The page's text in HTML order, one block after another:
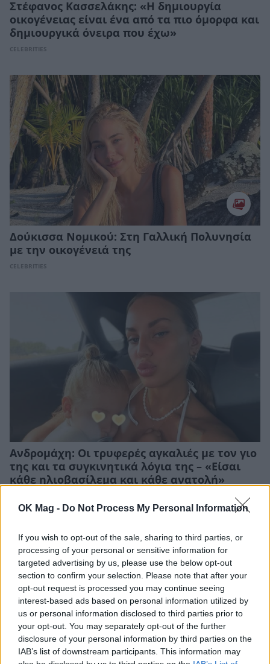
OK Mag - Do Not Process My Personal Information
If you wish to opt-out of the sale, sharing to third parties, or
processing of your personal or sensitive information for
targeted advertising by us, please use the below opt-out
section to confirm your selection. Please note that after your
opt-out request is processed you may continue seeing
interest-based ads based on personal information utilized by
us or personal information disclosed to third parties prior to
your opt-out. You may separately opt-out of the further
disclosure of your personal information by third parties on the
IAB’s list of downstream participants. This information may
Στέφανος Κασσελάκης: «Η δηµιουργία
οικογένειας είναι ένα από τα πιο όµορφα και
δηµιουργικά όνειρα που έχω»
CELEBRITIES
Δούκισσα Νομικού: Στη Γαλλική Πολυνησία
με την οικογένειά της
CELEBRITIES
Ανδρομάχη: Οι τρυφερές αγκαλιές με τον γιο
της και τα συγκινητικά λόγια της – «Είσαι
κάθε ηλιοβασίλεμα και κάθε ανατολή»